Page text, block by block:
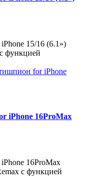
15/16 (6.1»)
функцией
iPhone 16ProMax
16ProMax
с функцией